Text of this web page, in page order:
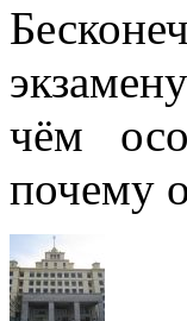
чём
почему